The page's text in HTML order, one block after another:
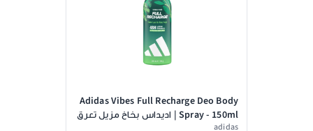
Adidas Vibes Full Recharge Deo Body
Spray - 150ml | اديداس بخاخ مزيل تعرق
adidas